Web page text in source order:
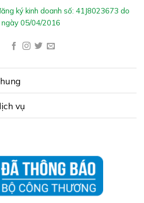
hàng
ký kinh doanh số: 41J8023673 do
05/04/2016
vụ